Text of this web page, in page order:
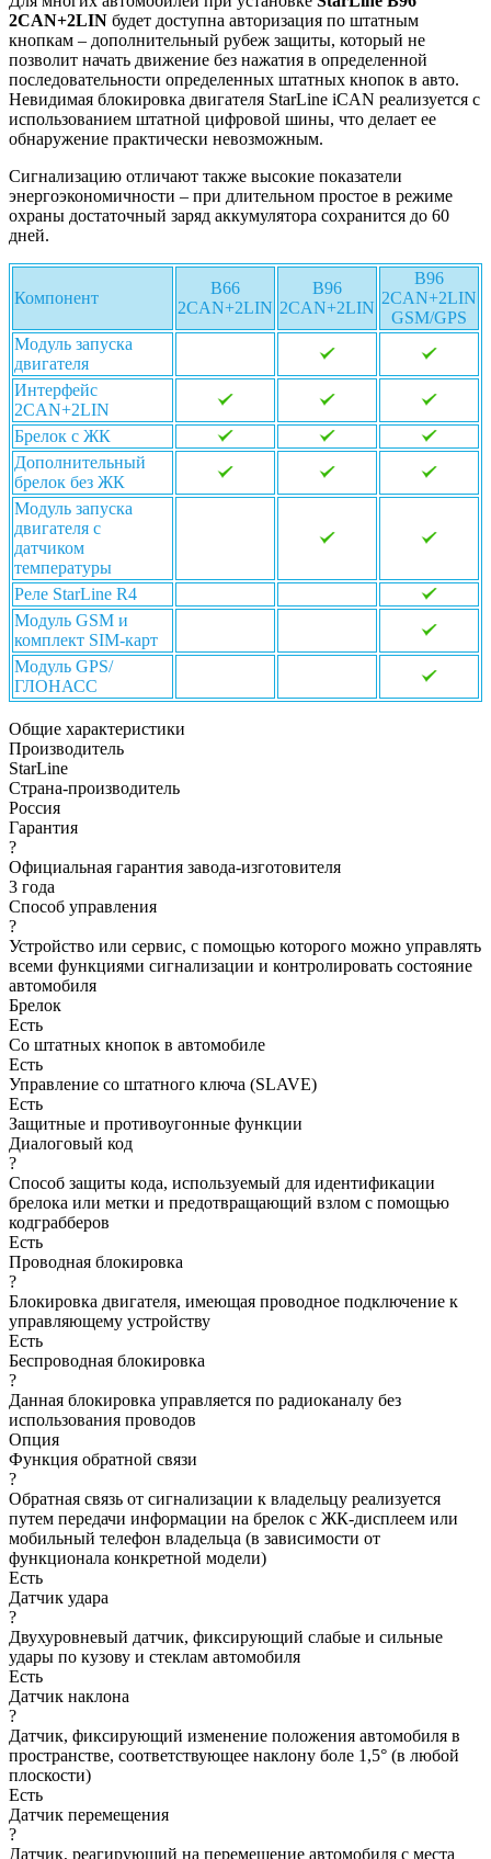
2CAN+2LIN будет доступна авторизация по штатным
кнопкам – дополнительный рубеж защиты, который не
позволит начать движение без нажатия в определенной
последовательности определенных штатных кнопок в авто.
Невидимая блокировка двигателя StarLine iCAN реализуется с
использованием штатной цифровой шины, что делает ее
обнаружение практически невозможным.
Сигнализацию отличают также высокие показатели
энергоэкономичности – при длительном простое в режиме
охраны достаточный заряд аккумулятора сохранится до 60
дней.
Компонент
B66
2CAN+2LIN
B96
2CAN+2LIN
B96
2CAN+2LIN
GSM/GPS
Модуль запуска
двигателя
Интерфейс
2CAN+2LIN
Брелок с ЖК
Дополнительный
брелок без ЖК
Модуль запуска
двигателя с
датчиком
температуры
Реле StarLine R4
Модуль GSM и
комплект SIM-карт
Модуль GPS/
ГЛОНАСС
Общие характеристики
Производитель
StarLine
Страна-производитель
Россия
Гарантия
?
Официальная гарантия завода-изготовителя
3 года
Способ управления
?
Устройство или сервис, с помощью которого можно управлять
всеми функциями сигнализации и контролировать состояние
автомобиля
Брелок
Есть
Со штатных кнопок в автомобиле
Есть
Управление со штатного ключа (SLAVE)
Есть
Защитные и противоугонные функции
Диалоговый код
?
Способ защиты кода, используемый для идентификации
брелока или метки и предотвращающий взлом с помощью
кодграбберов
Есть
Проводная блокировка
?
Блокировка двигателя, имеющая проводное подключение к
управляющему устройству
Есть
Беспроводная блокировка
?
Данная блокировка управляется по радиоканалу без
использования проводов
Опция
Функция обратной связи
?
Обратная связь от сигнализации к владельцу реализуется
путем передачи информации на брелок с ЖК-дисплеем или
мобильный телефон владельца (в зависимости от
функционала конкретной модели)
Есть
Датчик удара
?
Двухуровневый датчик, фиксирующий слабые и сильные
удары по кузову и стеклам автомобиля
Есть
Датчик наклона
?
Датчик, фиксирующий изменение положения автомобиля в
пространстве, соответствующее наклону боле 1,5° (в любой
плоскости)
Есть
Датчик перемещения
?
Датчик, реагирующий на перемещение автомобиля с места